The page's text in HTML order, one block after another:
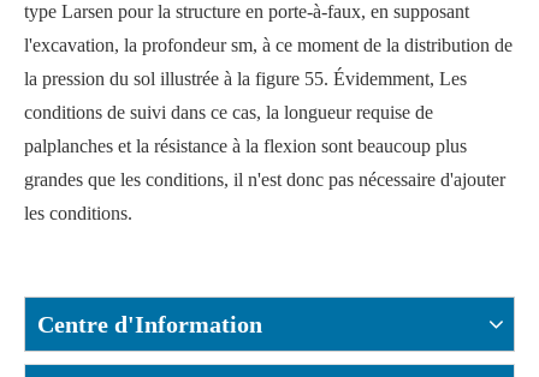
type Larsen pour la structure en porte-à-faux, en supposant
l'excavation, la profondeur sm, à ce moment de la distribution de
la pression du sol illustrée à la figure 55. Évidemment, Les
conditions de suivi dans ce cas, la longueur requise de
palplanches et la résistance à la flexion sont beaucoup plus
grandes que les conditions, il n'est donc pas nécessaire d'ajouter
les conditions.
Centre d'Information